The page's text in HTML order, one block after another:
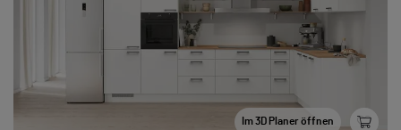
Im 3D Planer öffnen